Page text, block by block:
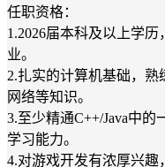
任职资格：
1.2026届本科及以上学
业。
2.扎实的计算机基础，熟
网络等知识。
3.至少精通C++/Java中
学习能力。
4.对游戏开发有浓厚兴